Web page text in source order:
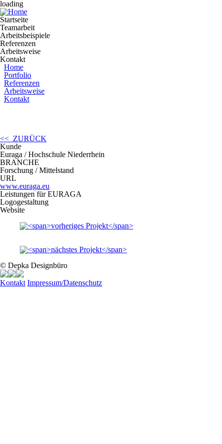
loading
Startseite
Teamarbeit
Arbeitsbeispiele
Referenzen
Arbeitsweise
Kontakt
Home
Portfolio
Referenzen
Arbeitsweise
Kontakt
<< ZURÜCK
Kunde
Euraga / Hochschule Niederrhein
BRANCHE
Forschung / Mittelstand
URL
www.euraga.eu
Leistungen für EURAGA
Logogestaltung
Website
© Depka Designbüro
Kontakt Impressum/Datenschutz